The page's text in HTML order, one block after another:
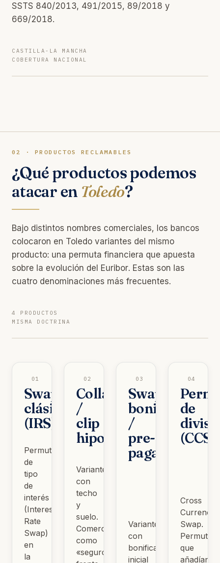
SSTS 840/2013, 491/2015, 89/2018 y
669/2018.
CASTILLA-LA MANCHA
COBERTURA NACIONAL
02 · PRODUCTOS RECLAMABLES
¿Qué productos podemos
atacar en Toledo?
Bajo distintos nombres comerciales, los bancos
colocaron en Toledo variantes del mismo
producto: una permuta financiera que apuesta
sobre la evolución del Euribor. Estas son las
cuatro denominaciones más frecuentes.
4 PRODUCTOS
MISMA DOCTRINA
01
Swap
clásico
(IRS)
Permuta
de
tipo
de
interés
(Interest
Rate
Swap)
en
la
02
Collar
/
clip
hipotecario
Variantes
con
techo
y
suelo.
Comercializadas
como
«seguro»
03
Swap
bonificado
/
pre-
pagado
Variantes
con
bonificación
inicial
04
de
divisa
(CCS)
Cross
Currency
Swap.
Permutas
que
añadían